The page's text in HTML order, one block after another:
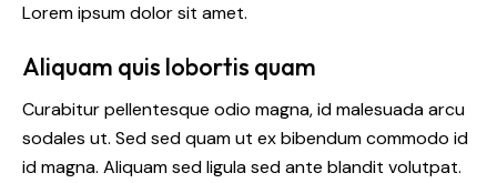
Lorem ipsum dolor sit amet.
Aliquam quis lobortis quam
Curabitur pellentesque odio magna, id malesuada arcu
sodales ut. Sed sed quam ut ex bibendum commodo id
id magna. Aliquam sed ligula sed ante blandit volutpat.